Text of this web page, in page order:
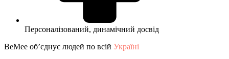
Персоналізований, динамічний досвід
BeMee об’єднує людей по всій Україні